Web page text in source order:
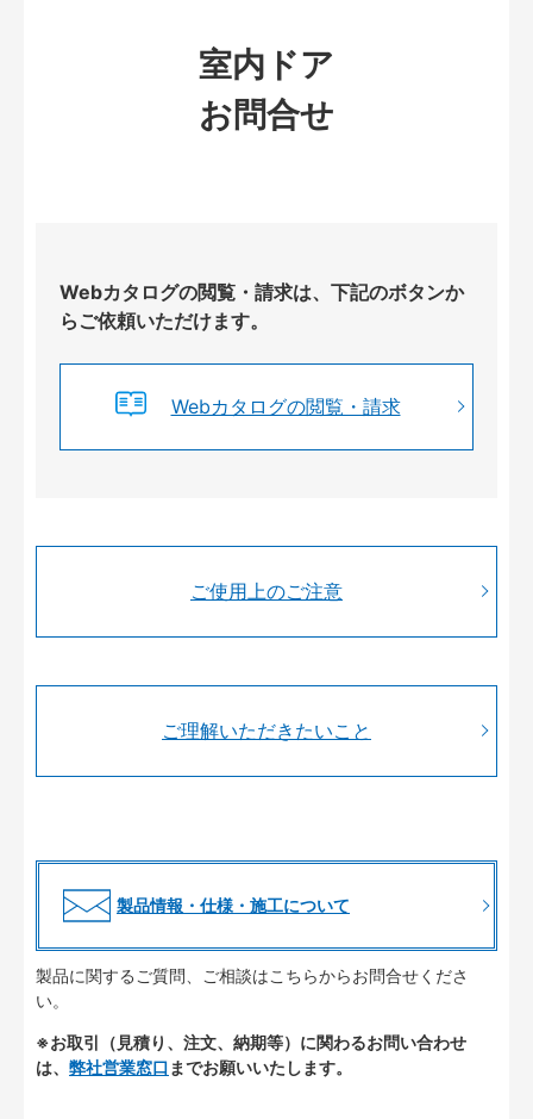
室内ドア
お問合せ
Webカタログの閲覧・請求は、下記のボタンか
らご依頼いただけます。
Webカタログの閲覧・請求
ご使用上のご注意
ご理解いただきたいこと
製品情報・仕様・施工について
製品に関するご質問、ご相談はこちらからお問合せくださ
い。
※お取引（見積り、注文、納期等）に関わるお問い合わせ
は、 弊社営業窓口 までお願いいたします。